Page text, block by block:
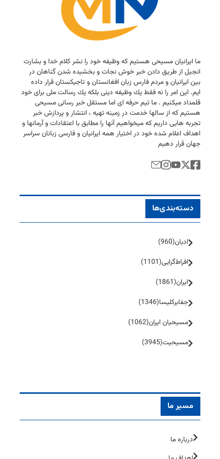
ما ایرانیان مسیحی هستیم كه وظیفه خود را نشر كلام خدا و بشارت
انجیل از طریق دادن خبر خوش نجات و بخشیده شدن گناهان در
بین ایرانیان و مردم فارس زبان افغانستان و تاجیكستان قرار داده
ایم. این امر را نه فقط یك وظیفه دینی بلكه یك رسالت ملی برای خود
قلمداد میكنیم . ما تیم حرفه ای اما مستقل خبر رسانی مسیحی
هستیم كه از سالها خدمت در زمینه تهیه ، انتشار و پردازش خبر
تجربه هایی داریم كه میخواهیم آنها را مطابق با اعتقادات و آرمانها و
اهداف اعلام شده خود در اختیار همه ایرانیان و فارسی زبانان سراسر
جهان قرار دهیم
دسته‌بندی‌ها
ادیان(960)
افراط‌گرایی(1101)
ایران(1861)
جفا‌بر‌کلیسا(1346)
مسیحیان ایران(1062)
مسیحیت(3945)
مسیر ما
درباره ما